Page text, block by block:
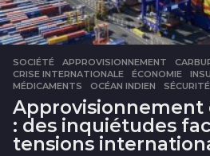
SOCIÉTÉ APPROVISIONNEMENT ,
CRISE INTERNATIONALE
,ÉCONOMIE ,
MÉDICAMENTS
,OCÉAN INDIEN ,
Approvisionnement
: des inquiétudes
tensions